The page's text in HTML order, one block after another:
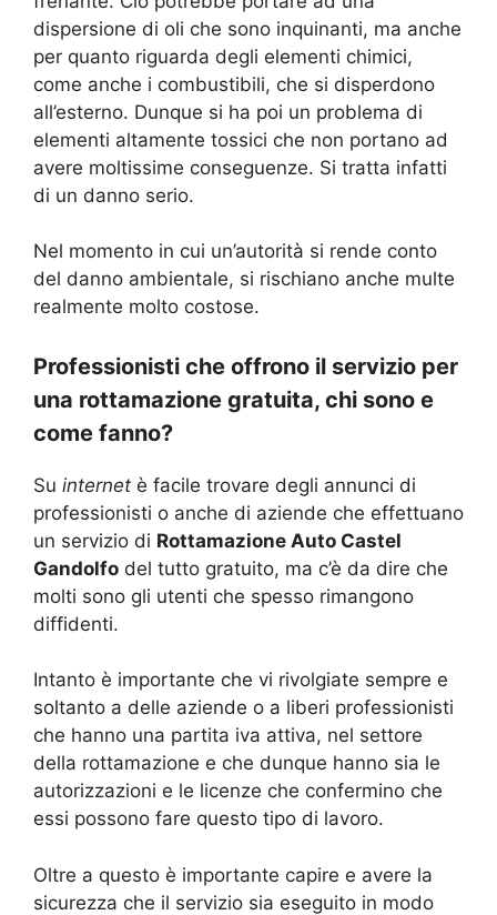
dispersione di oli che sono inquinanti, ma anche
per quanto riguarda degli elementi chimici,
come anche i combustibili, che si disperdono
all’esterno. Dunque si ha poi un problema di
elementi altamente tossici che non portano ad
avere moltissime conseguenze. Si tratta infatti
di un danno serio.
Nel momento in cui un’autorità si rende conto
del danno ambientale, si rischiano anche multe
realmente molto costose.
Professionisti che offrono il servizio per
una rottamazione gratuita, chi sono e
come fanno?
Su internet è facile trovare degli annunci di
professionisti o anche di aziende che effettuano
un servizio di Rottamazione Auto Castel
Gandolfo del tutto gratuito, ma c’è da dire che
molti sono gli utenti che spesso rimangono
diffidenti.
Intanto è importante che vi rivolgiate sempre e
soltanto a delle aziende o a liberi professionisti
che hanno una partita iva attiva, nel settore
della rottamazione e che dunque hanno sia le
autorizzazioni e le licenze che confermino che
essi possono fare questo tipo di lavoro.
Oltre a questo è importante capire e avere la
sicurezza che il servizio sia eseguito in modo